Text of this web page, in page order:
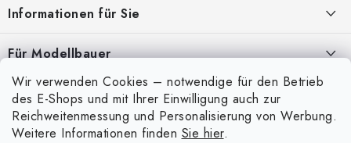
Wir verwenden Cookies – notwendige für den Betrieb
des E-Shops und mit Ihrer Einwilligung auch zur
Reichweitenmessung und Personalisierung von Werbung.
Weitere Informationen finden Sie hier.
e
i
l
Geschäftspartner, die Bereitstellung geeigneter Dienstleistungen und
ANMELDUNG
Informationen für Sie
Über uns
Meine Bestellung
Kontakte
Versand und Bezahlung
Für Modellbauer
Modellfarben-Umrechner
Art Scale Modellbau-Glossar
Mein Konto
Anmelden